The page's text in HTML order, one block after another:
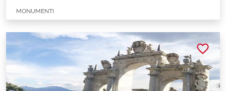
MONUMENTI
favorite_border